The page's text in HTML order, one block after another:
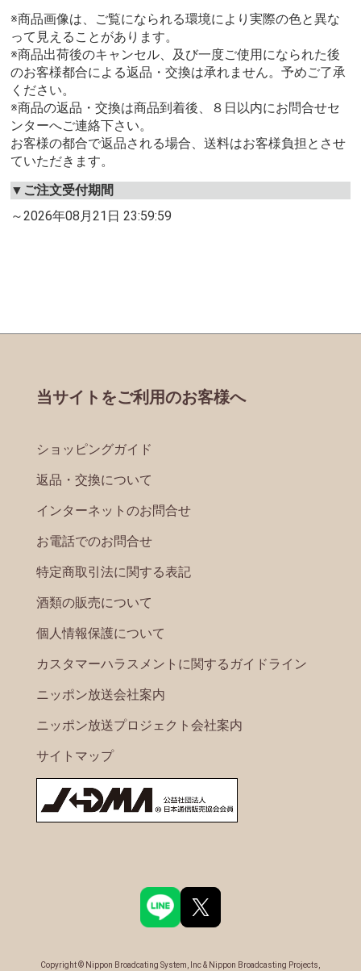
※商品画像は、ご覧になられる環境により実際の色と異な
って見えることがあります。
※商品出荷後のキャンセル、及び一度ご使用になられた後
のお客様都合による返品・交換は承れません。予めご了承
ください。
※商品の返品・交換は商品到着後、８日以内にお問合せセ
ンターへご連絡下さい。
お客様の都合で返品される場合、送料はお客様負担とさせ
ていただきます。
▼ご注文受付期間
～2026年08月21日 23:59:59
当サイトをご利用のお客様へ
ショッピングガイド
返品・交換について
インターネットのお問合せ
お電話でのお問合せ
特定商取引法に関する表記
酒類の販売について
個人情報保護について
カスタマーハラスメントに関するガイドライン
ニッポン放送会社案内
ニッポン放送プロジェクト会社案内
サイトマップ
Copyright © Nippon Broadcating System, Inc & Nippon Broadcasting Projects,